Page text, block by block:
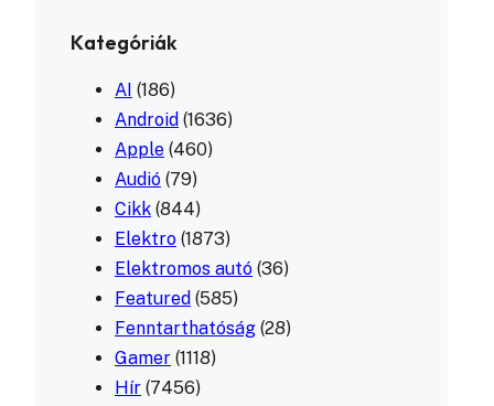
Kategóriák
AI (186)
Android (1636)
Apple (460)
Audió (79)
Cikk (844)
Elektro (1873)
Elektromos autó (36)
Featured (585)
Fenntarthatóság (28)
Gamer (1118)
Hír (7456)